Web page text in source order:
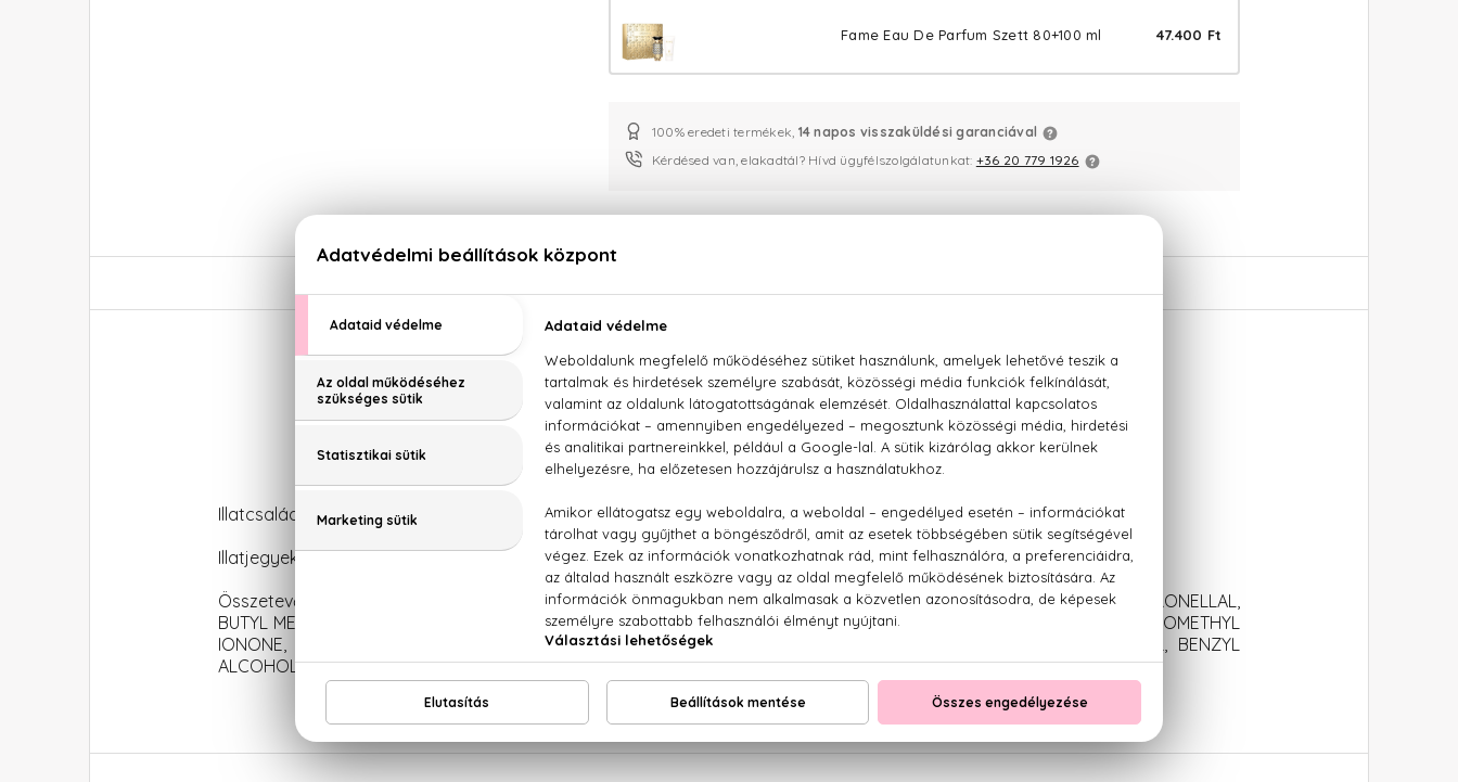
Fame Eau De Parfum Szett 80+100 ml 47.400 Ft
100% eredeti termékek, 14 napos visszaküldési garanciával
Kérdésed van, elakadtál? Hívd ügyfélszolgálatunkat: +36 20 779 1926
Paco Rabanne Fame Parfum
Illatcsalád: Virágos-fás
Illatjegyek: bergamott, rózsabors, mangó, jázmin, tömjén, pacsuli, pézsma, benzoeviasz, szantálfa
Összetevők: ALCOHOL DENAT., PARFUM (FRAGRANCE), AQUA (WATER), BENZYL SALICYLATE, LINALOOL, HYDROXYCITRONELLAL,
BUTYL METHOXYDIBENZOYLMETHANE, LIMONENE, BENZYL BENZOATE, CITRONELLOL, COUMARIN, GERANIOL, ALPHA-ISOMETHYL
IONONE, CINNAMYL ALCOHOL, ALCOHOL, TRIS(TETRAMETHYLHYDROXYPIPERIDINOL) CITRATE, FARNESOL, CITRAL, BENZYL
ALCOHOL, CI 19140 (YELLOW 5), CI 14700 (RED 4), CI 42090 (BLUE 1).